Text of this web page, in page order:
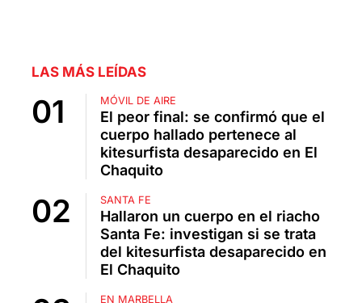
LAS MÁS LEÍDAS
MÓVIL DE AIRE
El peor final: se confirmó que el
cuerpo hallado pertenece al
kitesurfista desaparecido en El
Chaquito
SANTA FE
Hallaron un cuerpo en el riacho
Santa Fe: investigan si se trata
del kitesurfista desaparecido en
El Chaquito
EN MARBELLA